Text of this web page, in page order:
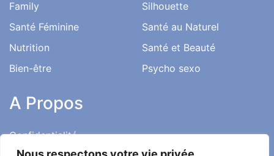
Family
Santé Féminine
Nutrition
Bien-être
Silhouette
Santé au Naturel
Santé et Beauté
Psycho sexo
A Propos
Confidentialité